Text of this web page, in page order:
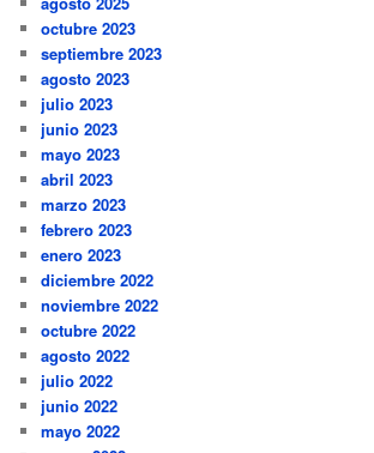
octubre 2023
septiembre 2023
agosto 2023
julio 2023
junio 2023
mayo 2023
abril 2023
marzo 2023
febrero 2023
enero 2023
diciembre 2022
noviembre 2022
octubre 2022
agosto 2022
julio 2022
junio 2022
mayo 2022